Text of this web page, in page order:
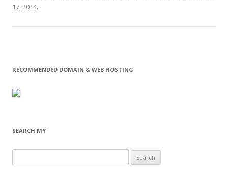
17, 2014.
RECOMMENDED DOMAIN & WEB HOSTING
SEARCH MY
for: